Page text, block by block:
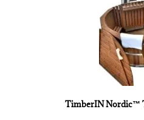
TimberIN Nordic™